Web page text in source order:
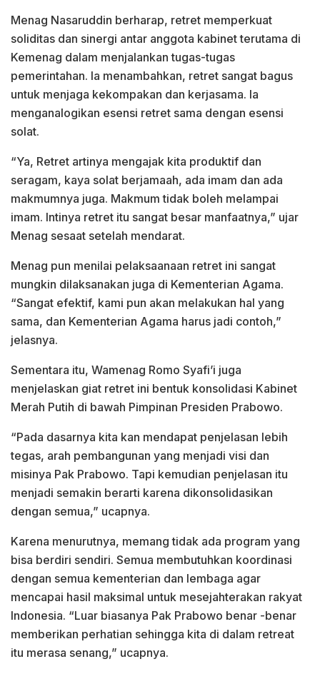
Menag Nasaruddin berharap, retret memperkuat
soliditas dan sinergi antar anggota kabinet terutama di
Kemenag dalam menjalankan tugas-tugas
pemerintahan. Ia menambahkan, retret sangat bagus
untuk menjaga kekompakan dan kerjasama. Ia
menganalogikan esensi retret sama dengan esensi
solat.
“Ya, Retret artinya mengajak kita produktif dan
seragam, kaya solat berjamaah, ada imam dan ada
makmumnya juga. Makmum tidak boleh melampai
imam. Intinya retret itu sangat besar manfaatnya,” ujar
Menag sesaat setelah mendarat.
Menag pun menilai pelaksaanaan retret ini sangat
mungkin dilaksanakan juga di Kementerian Agama.
“Sangat efektif, kami pun akan melakukan hal yang
sama, dan Kementerian Agama harus jadi contoh,”
jelasnya.
Sementara itu, Wamenag Romo Syafi’i juga
menjelaskan giat retret ini bentuk konsolidasi Kabinet
Merah Putih di bawah Pimpinan Presiden Prabowo.
“Pada dasarnya kita kan mendapat penjelasan lebih
tegas, arah pembangunan yang menjadi visi dan
misinya Pak Prabowo. Tapi kemudian penjelasan itu
menjadi semakin berarti karena dikonsolidasikan
dengan semua,” ucapnya.
Karena menurutnya, memang tidak ada program yang
bisa berdiri sendiri. Semua membutuhkan koordinasi
dengan semua kementerian dan lembaga agar
mencapai hasil maksimal untuk mesejahterakan rakyat
Indonesia. “Luar biasanya Pak Prabowo benar -benar
memberikan perhatian sehingga kita di dalam retreat
itu merasa senang,” ucapnya.